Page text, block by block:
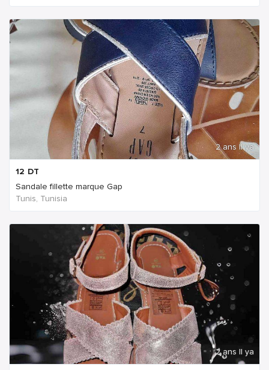
2 ans Il ya
12 DT
Sandale fillette marque Gap
Tunis, Tunisia
2 ans Il ya